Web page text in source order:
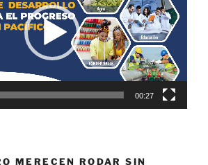
00:27
MERECEN RODAR SIN